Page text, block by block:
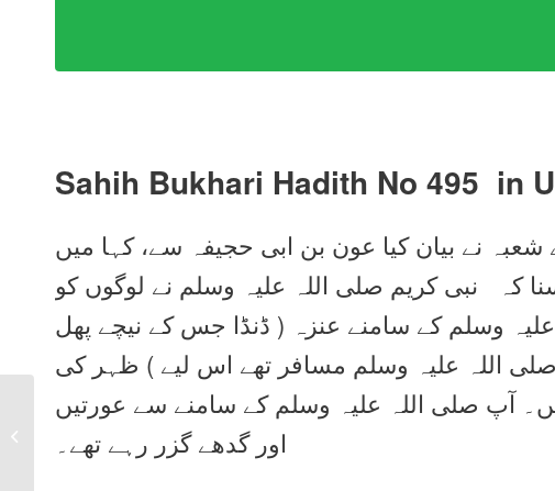
Sahih Bukhari Hadith No 495 in
شعبہ نے بیان کیا عون بن ابی حجیفہ سے، کہا میں
کہ نبی کریم صلی اللہ علیہ وسلم نے لوگوں کو
وسلم کے سامنے عنزہ ( ڈنڈا جس کے نیچے پھل
صلی اللہ علیہ وسلم مسافر تھے اس لیے ) ظہر کی
آپ صلی اللہ علیہ وسلم کے سامنے سے عورتیں
اور گدھے گزر رہے تھے۔
Sahih Bukhari Hadith
No 494 in Urdu, Arabic
and English